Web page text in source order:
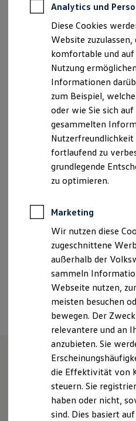
Für
Für
Profi Paket
TopDeal
Gebrauchtwagen
ProfiPartner
Zertifizierte
Finanzierung
Für
Für
Leasing
Für
Für
Versicherungen &
Garantien
Kfz-
Wartungsverträge
Reparatur & Service
Sommer-Special
Reparatur,
Servicetermin
Service-
ServicePlus
Economy
Räder & Reifen
Ersatzfahrzeuge
Notdienst und
Software,
California App
VW Connect
VW Connect
VW Connect
Fleet Interface
Multistop
Übersicht
Verantwortlich für die Inhalte auf
Automobile Berlin GmbH (
Hamburger Straße 34,
info-nauen@vw-ap.de
+49 3321 74433
Montag-Freitag
Samstag
Termin
Unsere
Überblick
Analytics und
Diese Cookies
Website
komfortable und
Nutzung
Informationen
zum Beispiel,
oder wie Sie sich
gesammelten
Nutzerfreundlichkeit
fortlaufend zu
grundlegende
zu optimieren.
Marketing
Wir nutzen diese
zugeschnittene
außerhalb der
sammeln
Webseite nutzen,
meisten besuchen
bewegen. Der
relevantere und an
anzubieten. Sie
die Effektivität von
steuern. Sie
haben oder nicht,
sind. Dies basiert